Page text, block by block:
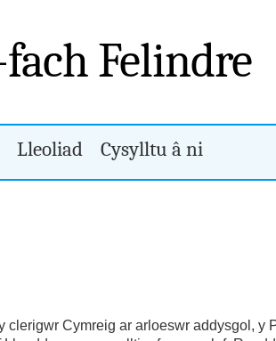
Felindre
Lleoliad Cysylltu â ni
Cymreig ar arloeswr addysgol, y